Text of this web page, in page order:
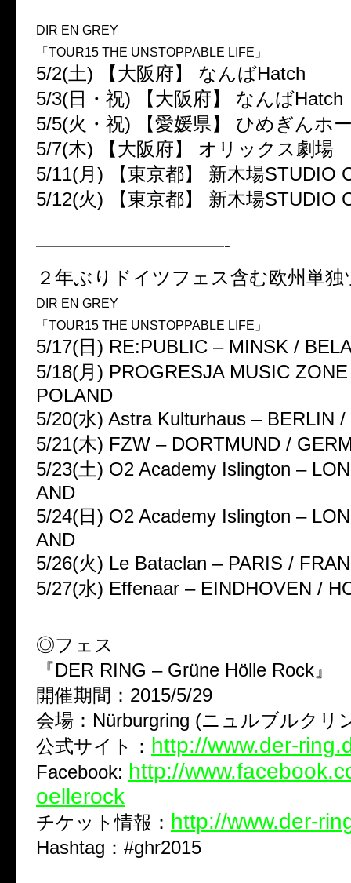
DIR EN GREY
「TOUR15 THE UNSTOPPABLE LIFE」
5/2(土) 【大阪府】 なんばHatch
5/3(日・祝) 【大阪府】 なんばHatch
5/5(火・祝) 【愛媛県】 ひめぎんホ
5/7(木) 【大阪府】 オリックス劇場
5/11(月) 【東京都】 新木場STUDIO
5/12(火) 【東京都】 新木場STUDIO
——————————-
２年ぶりドイツフェス含む欧州単独
DIR EN GREY
「TOUR15 THE UNSTOPPABLE LIFE」
5/17(日) RE:PUBLIC – MINSK /
5/18(月) PROGRESJA MUSIC
POLAND
5/20(水) Astra Kulturhaus – BERLIN
5/21(木) FZW – DORTMUND /
5/23(土) O2 Academy Islington –
AND
5/24(日) O2 Academy Islington –
AND
5/26(火) Le Bataclan – PARIS /
5/27(水) Effenaar – EINDHOVEN /
◎フェス
『DER RING – Grüne Hölle Rock』
開催期間：2015/5/29
会場：Nürburgring (ニュルブルクリ
公式サイト： http://www.der-
Facebook: http://
oellerock
チケット情報： http://www.der-
Hashtag：#ghr2015